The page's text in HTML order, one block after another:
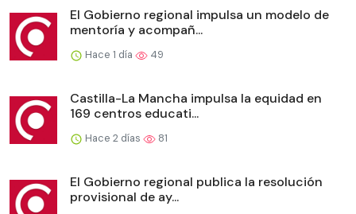
El Gobierno regional impulsa un modelo de
mentoría y acompañ...
Hace 1 día 49
Castilla-La Mancha impulsa la equidad en
169 centros educati...
Hace 2 días 81
El Gobierno regional publica la resolución
provisional de ay...